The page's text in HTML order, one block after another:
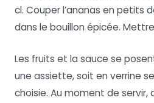
cl. Couper l’ananas en petits
dans le bouillon épicée.
Les fruits et la sauce se
une assiette, soit en verrine
choisie. Au moment de servir,